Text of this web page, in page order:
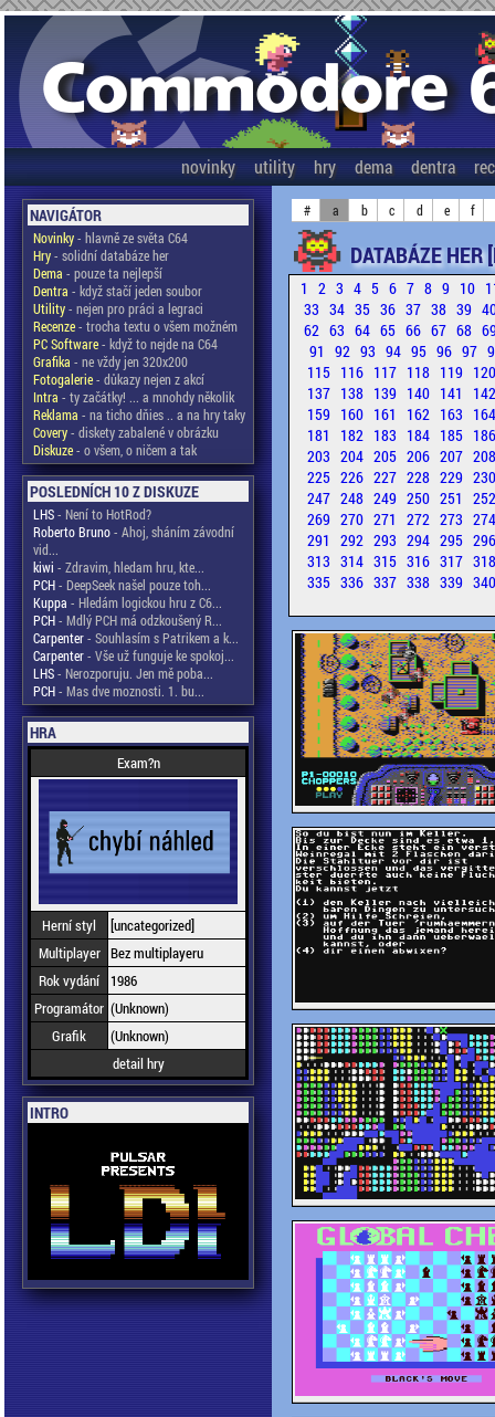
novinky utility hry dema dentra
NAVIGÁTOR
Novinky- hlavně ze světa C64
Hry- solidní databáze her
Dema - pouze ta nejlepší
Dentra - když stačí jeden soubor
Utility- nejen pro práci a legraci
Recenze- trocha textu o všem možném
PC Software- když to nejde na C64
Grafika - ne vždy jen 320x200
Fotogalerie- důkazy nejen z akcí
Intra - ty začátky! ... a mnohdy několik
Reklama - na ticho dňies .. a na hry taky
Covery- diskety zabalené v obrázku
Diskuze- o všem, o ničem a tak
POSLEDNÍCH 10 Z DISKUZE
LHS- Není to HotRod?
Roberto Bruno- Ahoj, sháním závodní
vid...
kiwi - Zdravim, hledam hru, kte...
PCH- DeepSeek našel pouze toh...
Kuppa - Hledám logickou hru z C6...
PCH- Mdlý PCH má odzkoušený R...
Carpenter- Souhlasím s Patrikem a k...
Carpenter- Vše už funguje ke spokoj...
LHS- Nerozporuju. Jen mě poba...
PCH- Mas dve moznosti. 1. bu...
HRA
Exam?n
Herní styl
[uncategorized]
Multiplayer Bez multiplayeru
Rok vydání
1986
Programátor (Unknown)
Grafik
(Unknown)
detail hry
INTRO
# a b c d e f
DATABÁZE
1 2 3 4 5 6 7 8 9 10
33 34 35 36 37 38 39
62 63 64 65 66 67 68
91 92 93 94 95 96 97
115 116 117 118 119
137 138 139 140 141
159 160 161 162 163
181
182 183 184 185
203 204 205 206 207
225 226 227 228 229
247 248 249 250 251
269 270 271 272 273
291 292 293 294 295
313 314 315 316 317
335 336 337 338 339